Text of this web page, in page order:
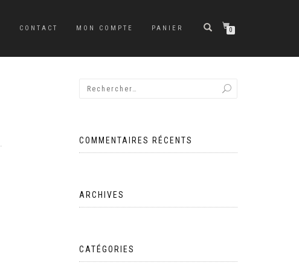
CONTACT MON COMPTE PANIER 0
COMMENTAIRES RÉCENTS
ARCHIVES
CATÉGORIES